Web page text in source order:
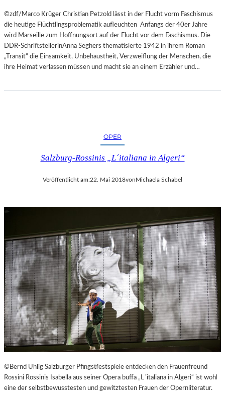
©zdf/Marco Krüger Christian Petzold lässt in der Flucht vorm Faschismus
die heutige Flüchtlingsproblematik aufleuchten Anfangs der 40er Jahre
wird Marseille zum Hoffnungsort auf der Flucht vor dem Faschismus. Die
DDR-SchriftstellerinAnna Seghers thematisierte 1942 in ihrem Roman
„Transit“ die Einsamkeit, Unbehaustheit, Verzweiflung der Menschen, die
ihre Heimat verlassen müssen und macht sie an einem Erzähler und…
OPER
Salzburg-Rossinis „L´italiana in Algeri“
Veröffentlicht am:22. Mai 2018vonMichaela Schabel
©Bernd Uhlig Salzburger Pfingstfestspiele entdecken den Frauenfreund
Rossini Rossinis Isabella aus seiner Opera buffa „L´italiana in Algeri“ ist wohl
eine der selbstbewusstesten und gewitztesten Frauen der Opernliteratur.